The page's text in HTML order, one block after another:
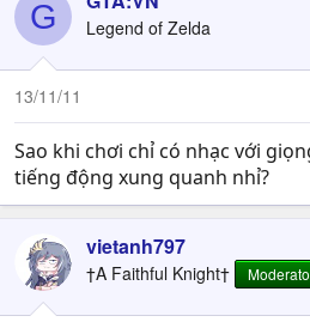
G Legend of Zelda
13/11/11
Sao khi chơi chỉ có nhạc với
tiếng động xung quanh nhỉ?
vietanh797
†A Faithful Knight†